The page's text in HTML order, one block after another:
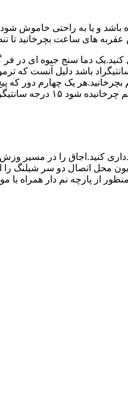
از ۶ میلی متر کمتر باشد.اگر شعله خیلی
عقربه های ساعت بچرخانید
اختلاف درجه ای که دماسنج نشان می دهد با آنچه که فر را
می کند.(اگر پیچ تنظیم را در
کنید.اجاق را در مسیر
بیشتر باشد.پس از نصب اجاق با کف
پارچه نم دار همراه با